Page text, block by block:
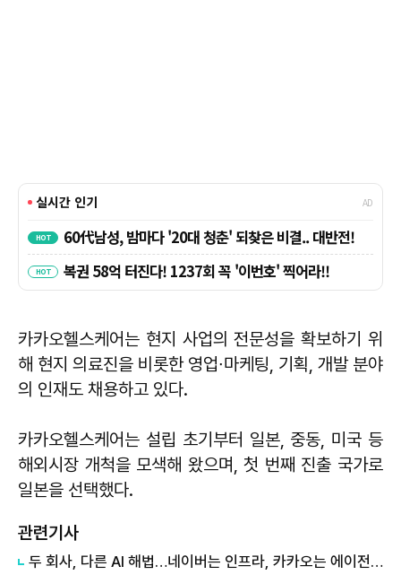
카카오헬스케어는 현지 사업의 전문성을 확보하기 위
해 현지 의료진을 비롯한 영업∙마케팅, 기획, 개발 분야
의 인재도 채용하고 있다.
카카오헬스케어는 설립 초기부터 일본, 중동, 미국 등
해외시장 개척을 모색해 왔으며, 첫 번째 진출 국가로
일본을 선택했다.
관련기사
두 회사, 다른 AI 해법…네이버는 인프라, 카카오는 에이전트